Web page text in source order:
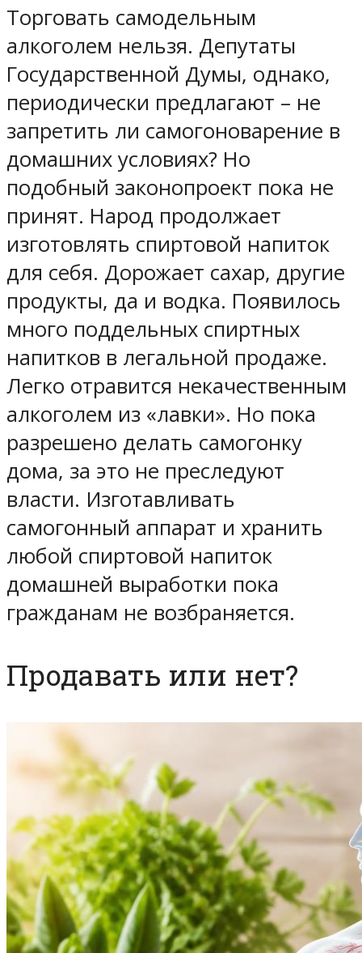
Торговать самодельным
алкоголем нельзя. Депутаты
Государственной Думы, однако,
периодически предлагают – не
запретить ли самогоноварение в
домашних условиях? Но
подобный законопроект пока не
принят. Народ продолжает
изготовлять спиртовой напиток
для себя. Дорожает сахар, другие
продукты, да и водка. Появилось
много поддельных спиртных
напитков в легальной продаже.
Легко отравится некачественным
алкоголем из «лавки». Но пока
разрешено делать самогонку
дома, за это не преследуют
власти. Изготавливать
самогонный аппарат и хранить
любой спиртовой напиток
домашней выработки пока
гражданам не возбраняется.
Продавать или нет?